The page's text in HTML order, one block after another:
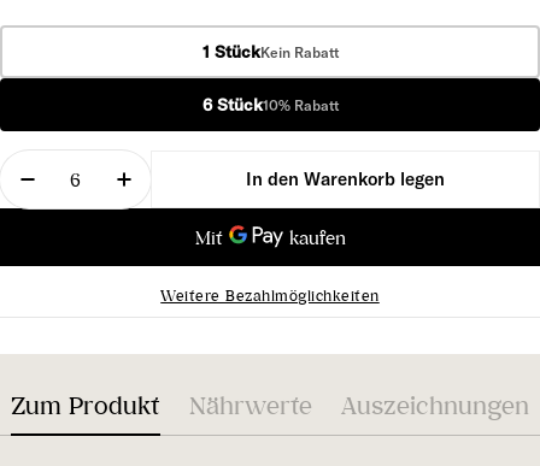
1 StückKein Rabatt
6 Stück10% Rabatt
Menge
Menge für Blanc de Noirs Grand Cru verringern
Menge für Blanc de Noirs Grand Cru
In den Warenkorb legen
Weitere Bezahlmöglichkeiten
Zum Produkt Nährwerte Auszeichnungen